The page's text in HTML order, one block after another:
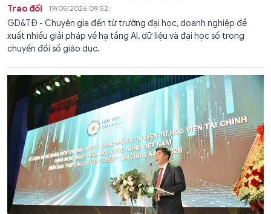
Trao đổi 19/05/2026 09:52
GD&TĐ - Chuyên gia đến từ trường đại học, doanh nghiệp đề
xuất nhiều giải pháp về hạ tầng AI, dữ liệu và đại học số trong
chuyển đổi số giáo dục.